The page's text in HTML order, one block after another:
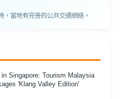
，當地有完善的公共交通網絡。
Singapore: Tourism Malaysia
'Klang Valley Edition'